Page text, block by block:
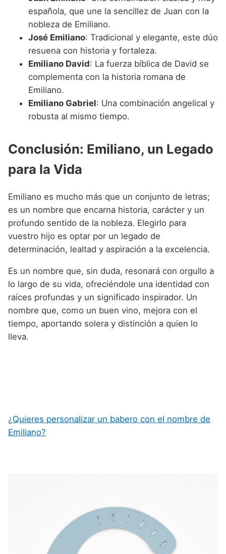
española, que une la sencillez de Juan con la
nobleza de Emiliano.
José Emiliano: Tradicional y elegante, este dúo
resuena con historia y fortaleza.
Emiliano David: La fuerza bíblica de David se
complementa con la historia romana de
Emiliano.
Emiliano Gabriel: Una combinación angelical y
robusta al mismo tiempo.
Conclusión: Emiliano, un Legado
para la Vida
Emiliano es mucho más que un conjunto de letras;
es un nombre que encarna historia, carácter y un
profundo sentido de la nobleza. Elegirlo para
vuestro hijo es optar por un legado de
determinación, lealtad y aspiración a la excelencia.
Es un nombre que, sin duda, resonará con orgullo a
lo largo de su vida, ofreciéndole una identidad con
raíces profundas y un significado inspirador. Un
nombre que, como un buen vino, mejora con el
tiempo, aportando solera y distinción a quien lo
lleva.
¿Quieres personalizar un babero con el nombre de
Emiliano?